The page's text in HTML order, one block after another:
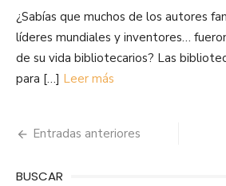
¿Sabías que muchos de los autores
líderes mundiales y inventores…
de su vida bibliotecarios? Las
para […] Leer más
Navegación
Entradas anteriores
BUSCAR